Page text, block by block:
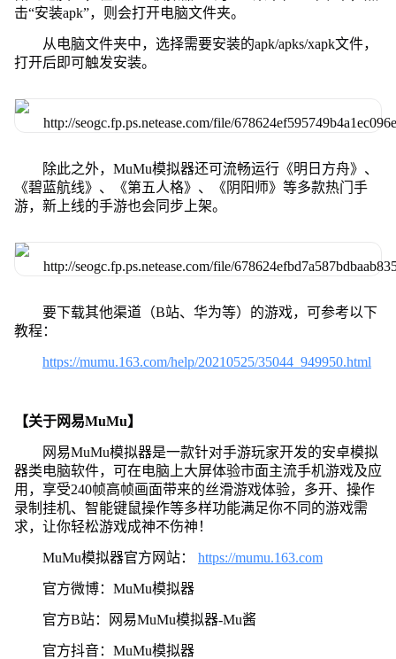
击“安装apk”，则会打开电脑文件夹。
从电脑文件夹中，选择需要安装的apk/apks/xapk文件，
打开后即可触发安装。
除此之外，MuMu模拟器还可流畅运行《明日方舟》、
《碧蓝航线》、《第五人格》、《阴阳师》等多款热门手
游，新上线的手游也会同步上架。
要下载其他渠道（B站、华为等）的游戏，可参考以下
教程：
https://mumu.163.com/help/20210525/35044_949950.html
【关于网易MuMu】
网易MuMu模拟器是一款针对手游玩家开发的安卓模拟
器类电脑软件，可在电脑上大屏体验市面主流手机游戏及应
用，享受240帧高帧画面带来的丝滑游戏体验，多开、操作
录制挂机、智能键鼠操作等多样功能满足你不同的游戏需
求，让你轻松游戏成神不伤神！
MuMu模拟器官方网站： https://mumu.163.com
官方微博：MuMu模拟器
官方B站：网易MuMu模拟器-Mu酱
官方抖音：MuMu模拟器